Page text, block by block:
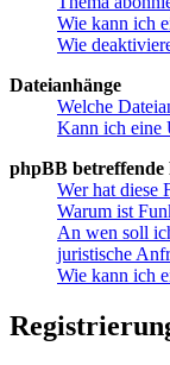
Wie kann ich
Wie
Dateianhänge
Welche
Kann ich eine
phpBB betreffende
Wer hat diese
Warum ist
An wen soll
juristische
Wie kann ich